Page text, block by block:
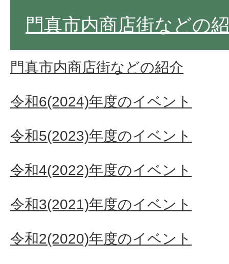
門真市内商店街などの
門真市内商店街などの紹介
令和6(2024)年度のイベント
令和5(2023)年度のイベント
令和4(2022)年度のイベント
令和3(2021)年度のイベント
令和2(2020)年度のイベント